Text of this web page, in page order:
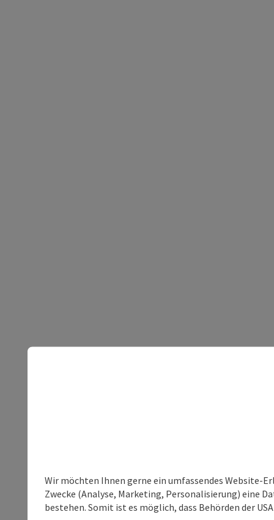
Wir möchten Ihnen gerne ein umfassendes Website-
Zwecke (Analyse, Marketing, Personalisierung) eine
bestehen. Somit ist es möglich, dass Behörden der